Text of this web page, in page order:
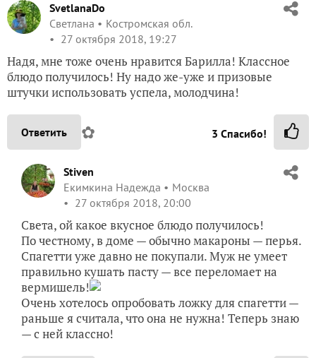
SvetlanaDo
Светлана
Костромская обл.
27 октября 2018, 19:27
Надя, мне тоже очень нравится Барилла! Классное
блюдо получилось! Ну надо же-уже и призовые
штучки использовать успела, молодчина!
Ответить ✿ 3 Спасибо!
Stiven
Екимкина Надежда
Москва
27 октября 2018, 20:00
Света, ой какое вкусное блюдо получилось!
По честному, в доме — обычно макароны — перья.
Спагетти уже давно не покупали. Муж не умеет
правильно кушать пасту — все переломает на
вермишель!
Очень хотелось опробовать ложку для спагетти —
раньше я считала, что она не нужна! Теперь знаю
— с ней классно!